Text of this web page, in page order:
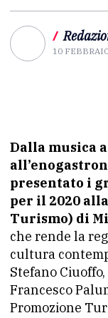
/
10
Dalla musica
presentato i
per il 2020
Turismo) di
che rende la
cultura
Stefano
Francesco
Promozione